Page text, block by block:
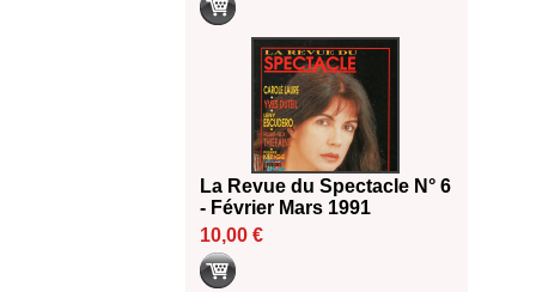
La Revue du Spectacle N° 6
- Février Mars 1991
10,00 €